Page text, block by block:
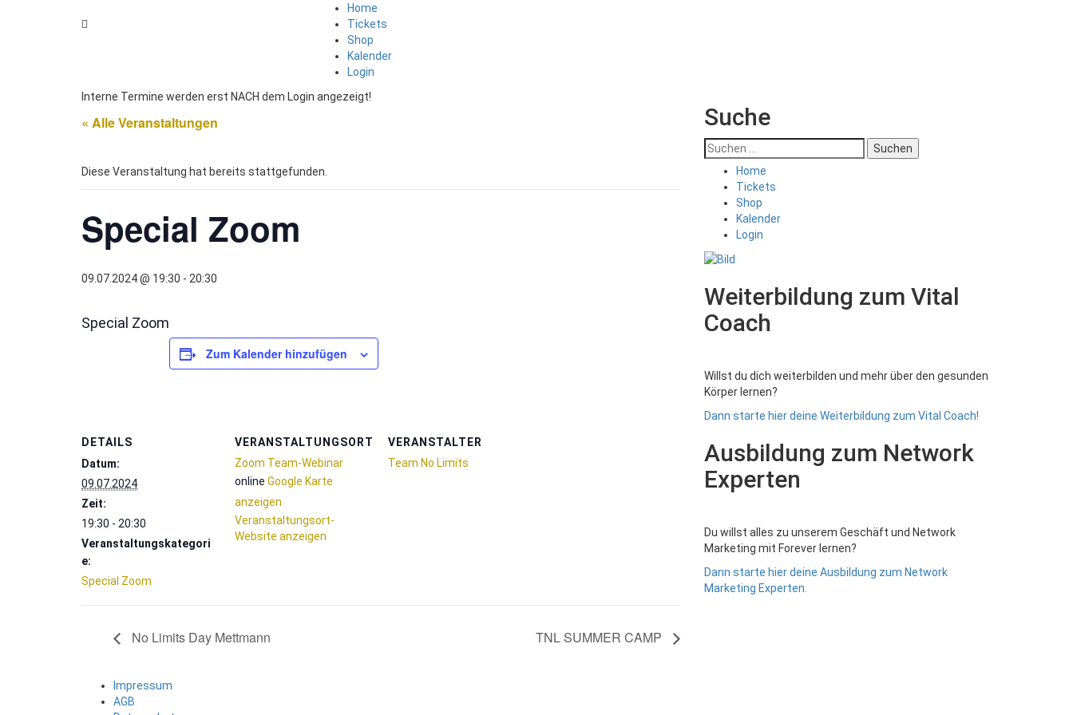
Home
Tickets
Shop
Kalender
Login
Interne Termine werden erst NACH dem Login angezeigt!
« Alle Veranstaltungen
Diese Veranstaltung hat bereits stattgefunden.
Special Zoom
09.07.2024 @ 19:30 - 20:30
Special Zoom
Zum Kalender hinzufügen
DETAILS
Datum:
09.07.2024
Zeit:
19:30 - 20:30
Veranstaltungskategori
e:
Special Zoom
VERANSTALTUNGSORT
Zoom Team-Webinar
online Google Karte
anzeigen
Veranstaltungsort-
Website anzeigen
VERANSTALTER
Team No Limits
No Limits Day Mettmann TNL SUMMER CAMP
Suche
Suchen
nach:
Home
Tickets
Shop
Kalender
Login
Weiterbildung zum Vital
Coach
Willst du dich weiterbilden und mehr über den gesunden
Körper lernen?
Dann starte hier deine Weiterbildung zum Vital Coach!
Ausbildung zum Network
Experten
Du willst alles zu unserem Geschäft und Network
Marketing mit Forever lernen?
Dann starte hier deine Ausbildung zum Network
Marketing Experten.
Impressum
AGB